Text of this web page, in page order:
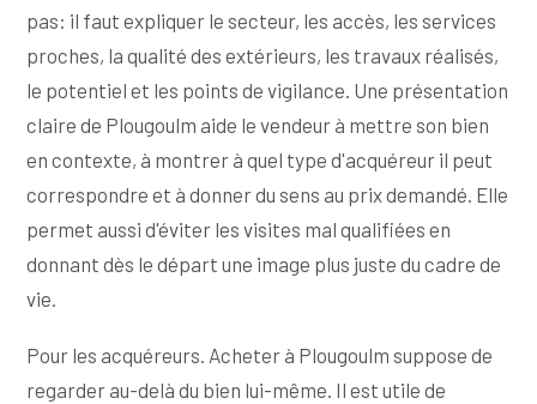
pas: il faut expliquer le secteur, les accès, les services
proches, la qualité des extérieurs, les travaux réalisés,
le potentiel et les points de vigilance. Une présentation
claire de Plougoulm aide le vendeur à mettre son bien
en contexte, à montrer à quel type d'acquéreur il peut
correspondre et à donner du sens au prix demandé. Elle
permet aussi d'éviter les visites mal qualifiées en
donnant dès le départ une image plus juste du cadre de
vie.
Pour les acquéreurs. Acheter à Plougoulm suppose de
regarder au-delà du bien lui-même. Il est utile de